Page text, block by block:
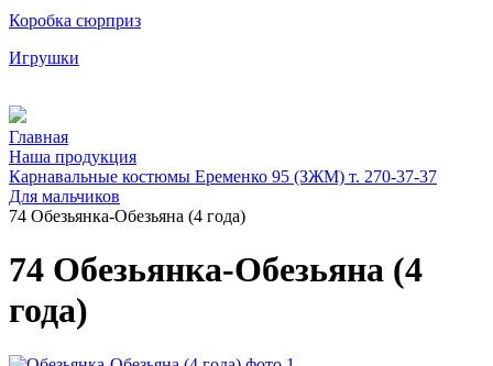
Коробка сюрприз
Игрушки
Главная
Наша продукция
Карнавальные костюмы Еременко 95 (ЗЖМ) т. 270-37-37
Для мальчиков
74 Обезьянка-Обезьяна (4 года)
74 Обезьянка-Обезьяна (4
года)